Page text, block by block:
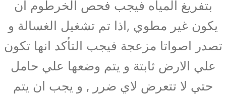
بتفريغ المياه فيجب فحص الخرطوم ان
يكون غير مطوي ,اذا تم تشغيل الغسالة و
تصدر اصواتا مزعجة فيجب التأكد انها تكون
علي الارض ثابتة و يتم وضعها علي حامل
حتي لا تتعرض لاي ضرر , و يجب ان يتم